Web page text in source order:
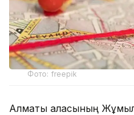
Фото: freepik
Алматы қаласының